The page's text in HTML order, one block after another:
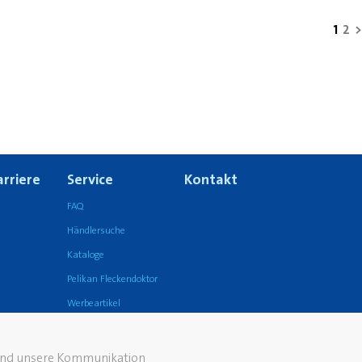
1 2 >
Service
FAQ
Händlersuche
Kataloge
Pelikan Fleckendoktor
Werbeartikel
Kontakt
unsere Kommunikation